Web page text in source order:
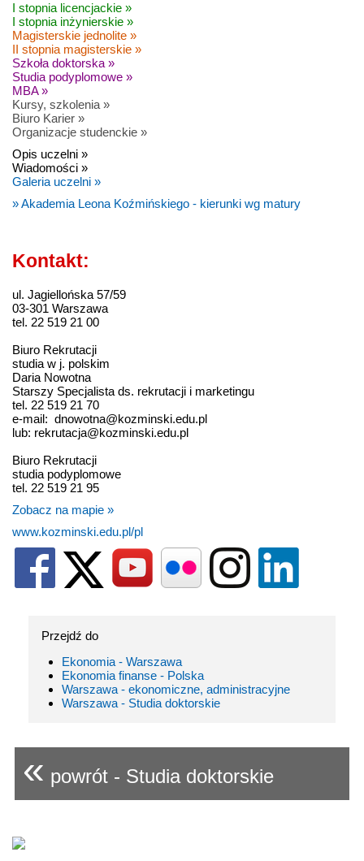
I stopnia licencjackie »
I stopnia inżynierskie »
Magisterskie jednolite »
II stopnia magisterskie »
Szkoła doktorska »
Studia podyplomowe »
MBA »
Kursy, szkolenia »
Biuro Karier »
Organizacje studenckie »
Opis uczelni »
Wiadomości »
Galeria uczelni »
» Akademia Leona Koźmińskiego - kierunki wg matury
Kontakt:
ul. Jagiellońska 57/59
03-301 Warszawa
tel. 22 519 21 00
Biuro Rekrutacji
studia w j. polskim
Daria Nowotna
Starszy Specjalista ds. rekrutacji i marketingu
tel. 22 519 21 70
e-mail: dnowotna@kozminski.edu.pl
lub: rekrutacja@kozminski.edu.pl
Biuro Rekrutacji
studia podyplomowe
tel. 22 519 21 95
Zobacz na mapie »
www.kozminski.edu.pl/pl
Przejdź do
Ekonomia - Warszawa
Ekonomia finanse - Polska
Warszawa - ekonomiczne, administracyjne
Warszawa - Studia doktorskie
« powrót - Studia doktorskie